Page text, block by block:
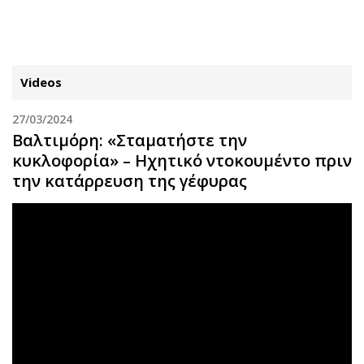
ΚΑΤΗΓΟΡΙΕΣ ΣΥΝΔΕΣΗ
Κύπρος
Παιδεία
Απόψεις
Αρθρογραφία
Videos
27/03/2024
Βαλτιμόρη: «Σταματήστε την
κυκλοφορία» – Ηχητικό ντοκουμέντο πριν
την κατάρρευση της γέφυρας